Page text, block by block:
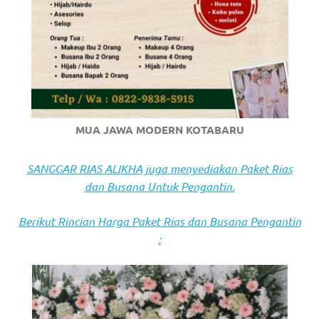
https://www.stockswatches.com
anchor
https://
check
here
https://www.domainwatches.com
visit
MUA JAWA MODERN KOTABARU
SANGGAR RIAS ALIKHA juga menyediakan Paket Rias
dan Busana Untuk Pengantin.
Berikut Rincian Harga Paket Rias dan Busana Pengantin
: